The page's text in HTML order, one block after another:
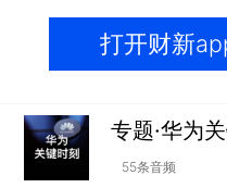
打开财新
专题·华为
55条音频